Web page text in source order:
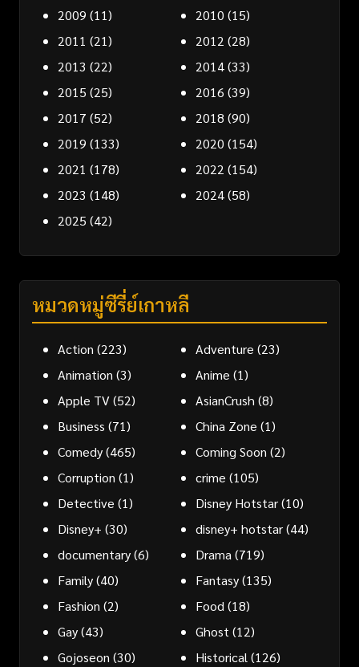
2009 (11) 2010 (15)
2011 (21) 2012 (28)
2013 (22) 2014(33)
2015 (25) 2016 (39)
2017 (52) 2018 (90)
2019 (133) 2020 (154)
2021 (178) 2022 (154)
2023 (148) 2024(58)
2025 (42)
หมวดหมู่ซีรี่ย์เกาหลี
Action (223) Adventure (23)
Animation (3) Anime (1)
Apple TV(52) AsianCrush (8)
Business (71) China Zone (1)
Comedy(465) Coming Soon (2)
Corruption (1) crime (105)
Detective (1) Disney Hotstar(10)
Disney+ (30) disney+ hotstar(44)
documentary(6) Drama (719)
Family(40) Fantasy(135)
Fashion (2) Food (18)
Gay(43) Ghost (12)
Gojoseon (30) Historical (126)